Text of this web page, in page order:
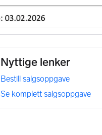
Visningspåmelding
Nyttige lenker
Bestill salgsoppgave
Se komplett salgsoppgave